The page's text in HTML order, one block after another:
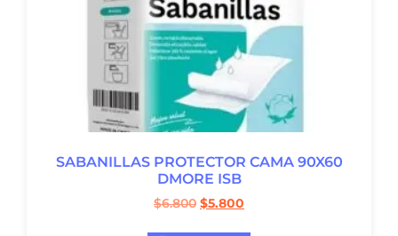
SABANILLAS PROTECTOR CAMA 90X60
DMORE ISB
$6.800 $5.800